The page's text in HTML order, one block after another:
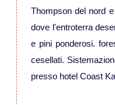
Thompson del nord
dove l'entroterra
e pini ponderosi.
cesellati.
presso hotel Coast